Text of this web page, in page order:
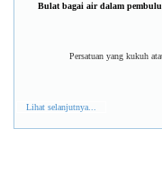
Bulat bagai air dalam
Persatuan yang kukuh
Lihat selanjutnya...